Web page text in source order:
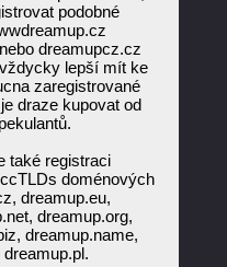
podobné
dreamupcz.cz
lepší mít ke
zaregistrované
draze kupovat od
také registraci
doménových
dreamup.eu,
dreamup.org,
dreamup.name,